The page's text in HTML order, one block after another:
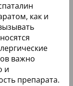
как и
важно
и
препарата.